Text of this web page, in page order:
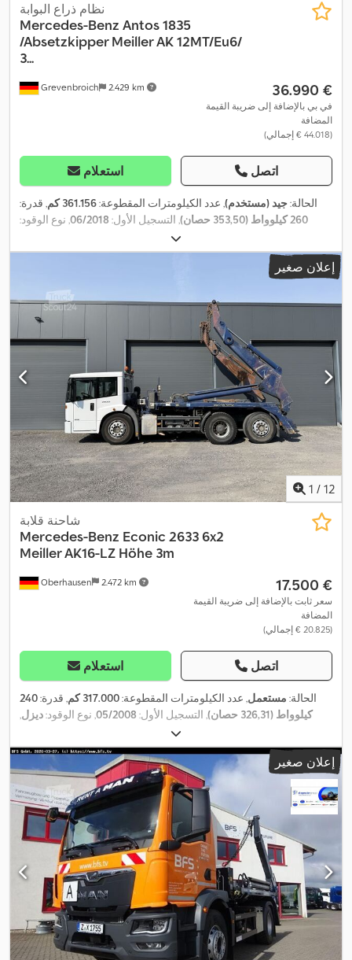
Grevenbroich 2.429 km
نظام ذراع البوابة
Mercedes-Benz Antos 1835
/Absetzkipper Meiller AK 12MT/Eu6/
3...
‏36.990 €
في بي بالإضافة إلى ضريبة القيمة
المضافة
(‏44.018 € إجمالي)
استعلام اتصل
الحالة:جيد (مستخدم), عدد الكيلومترات المقطوعة:361.156 كم
, قدرة:
260 كيلوواط (353,50 حصان)
, التسجيل الأول: 06/2018, نوع الوقود:
كبح المحرك, لون:
كابينة السائق:كابينة نهارية, نوع التروس:تلقائي, تعليق:فولاذ-هواء, سنة
مرشح السخام, نظام الملاحة, وصلات المقطورة,
إعلان صغير
1 / 12
Oberhausen 2.472 km
شاحنة قلابة
Mercedes-Benz Econic 2633 6x2
Meiller AK16-LZ Höhe 3m
‏17.500 €
سعر ثابت بالإضافة إلى ضريبة القيمة
المضافة
(‏20.825 € إجمالي)
استعلام اتصل
الحالة: مستعمل, عدد الكيلومترات المقطوعة:317.000 كم , قدرة:240
كيلوواط (326,31 حصان)
, التسجيل الأول: 05/2008, نوع الوقود:ديزل,
الوزن الإجمالي:
نوع التروس:تلقائي, الطول الكلي:7.900 مم , العرض الكلي:2.550 مم
,
الارتفاع الكلي:
3.000 مم , سنة الصنع:2008, معدات:
تسجيل الشاحنة,
تكييف الهواء,
إعلان صغير